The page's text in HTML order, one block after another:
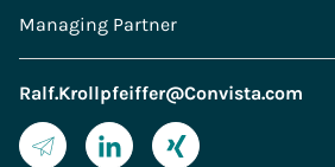
Managing Partner
Ralf.Krollpfeiffer@Convista.com